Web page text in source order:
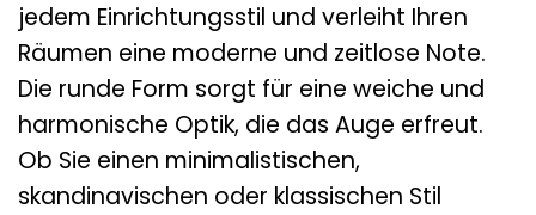
jedem Einrichtungsstil und verleiht Ihren
Räumen eine moderne und zeitlose Note.
Die runde Form sorgt für eine weiche und
harmonische Optik, die das Auge erfreut.
Ob Sie einen minimalistischen,
skandinavischen oder klassischen Stil